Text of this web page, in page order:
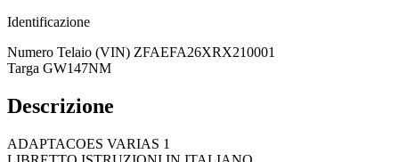
Identificazione
Numero Telaio (VIN) ZFAEFA26XRX210001
Targa GW147NM
Descrizione
ADAPTACOES VARIAS 1